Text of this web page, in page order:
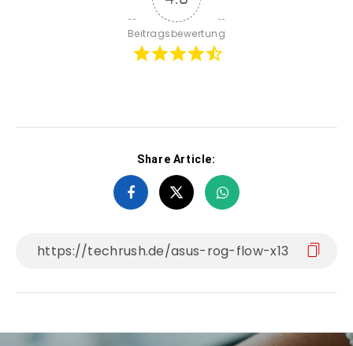
Beitragsbewertung
Share Article: